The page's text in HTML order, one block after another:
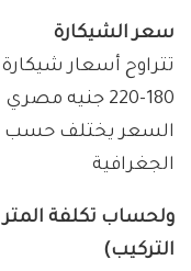
سعر الشيكارة
180-220 جنيه مصري
السعر يختلف حسب
الجغرافية
ولحساب تكلفة
التركيب)